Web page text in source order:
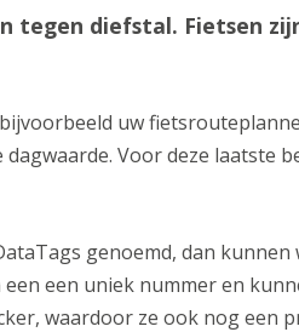
diefstal. Fietsen
uw
Voor deze laatste
genoemd, dan
een uniek nummer en
waardoor ze ook nog een